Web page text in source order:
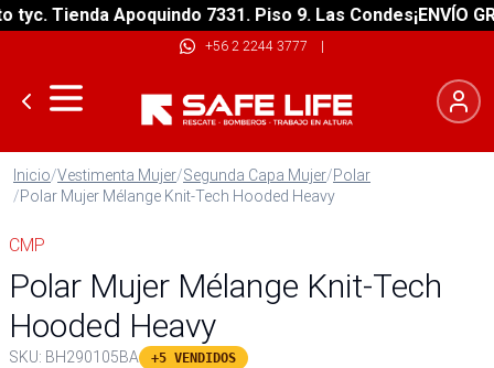
Tienda Apoquindo 7331. Piso 9. Las Condes¡ENVÍO
+56 2 2244 3777 |
Inicio/Vestimenta Mujer/Segunda Capa Mujer/Polar
/Polar Mujer Mélange Knit-Tech Hooded Heavy
CMP
Polar Mujer Mélange Knit-Tech
Hooded Heavy
SKU: BH290105BA +5 VENDIDOS